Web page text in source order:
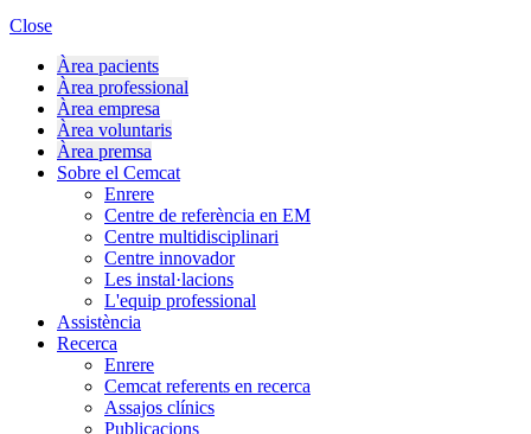
Close
Àrea pacients
Àrea professional
Àrea empresa
Àrea voluntaris
Àrea premsa
Sobre el Cemcat
Enrere
Centre de referència en EM
Centre multidisciplinari
Centre innovador
Les instal·lacions
L'equip professional
Assistència
Recerca
Enrere
Cemcat referents en recerca
Assajos clínics
Publicacions